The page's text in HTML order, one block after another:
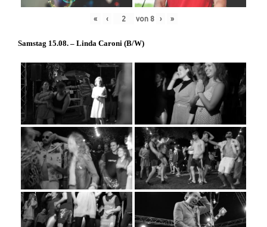
« ‹ von 8 › »
Samstag 15.08. – Linda Caroni (B/W)